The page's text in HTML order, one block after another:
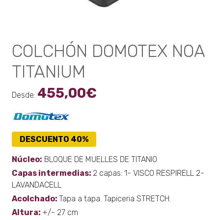
COLCHÓN DOMOTEX NOA
TITANIUM
Desde: 455,00€
DESCUENTO 40%
Núcleo: BLOQUE DE MUELLES DE TITANIO
Capas intermedias: 2 capas: 1- VISCO RESPIRELL 2-
LAVANDACELL
Acolchado: Tapa a tapa. Tapiceria STRETCH.
Altura: +/- 27 cm